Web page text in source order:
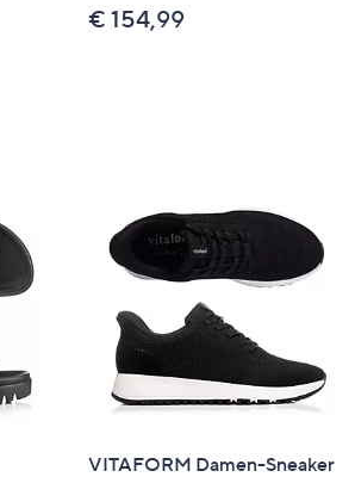
€ 154,99
VITAFORM Damen-Sneaker